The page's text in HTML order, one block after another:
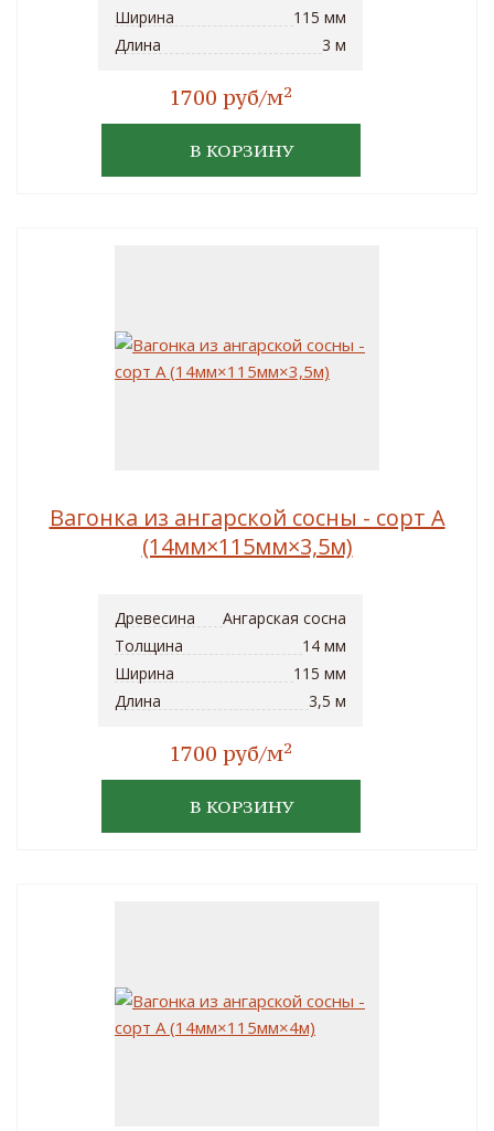
Ширина
115 мм
Длина
3 м
1700 руб/м2
В КОРЗИНУ
Вагонка из ангарской сосны - сорт A
(14мм×115мм×3,5м)
Древесина
Ангарская сосна
Толщина
14 мм
Ширина
115 мм
Длина
3,5 м
1700 руб/м2
В КОРЗИНУ